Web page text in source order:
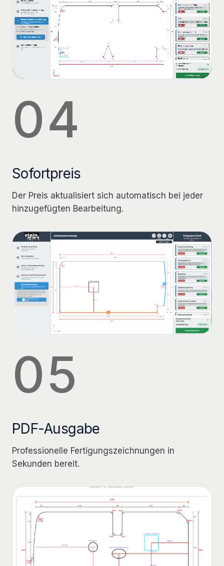
04
Sofortpreis
Der Preis aktualisiert sich automatisch bei jeder
hinzugefügten Bearbeitung.
05
PDF-Ausgabe
Professionelle Fertigungszeichnungen in
Sekunden bereit.